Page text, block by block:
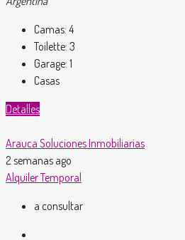
Camas: 4
Toilette: 3
Garage: 1
Casas
Detalles
Arauca Soluciones Inmobiliarias
2 semanas ago
Alquiler Temporal
a consultar